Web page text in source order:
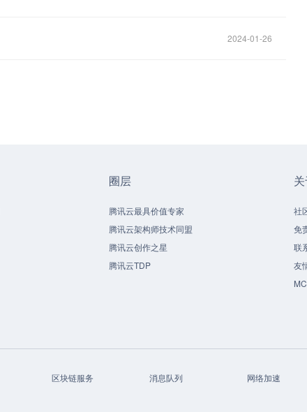
2024-01-26
圈层
腾讯云最具价值专家
腾讯云架构师技术同盟
腾讯云创作之星
腾讯云TDP
社
免
联
友
区块链服务 消息队列
网络加速